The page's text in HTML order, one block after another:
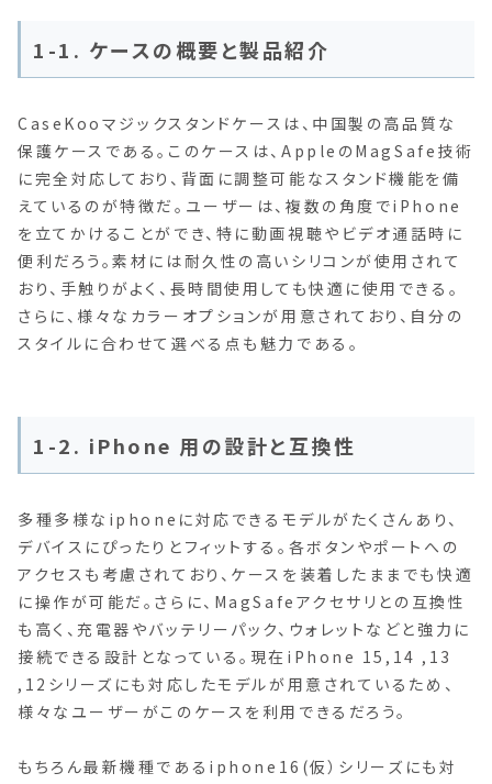
1-1. ケースの概要と製品紹介
CaseKooマジックスタンドケースは、中国製の高品質な
保護ケースである。このケースは、AppleのMagSafe技術
に完全対応しており、背面に調整可能なスタンド機能を備
えているのが特徴だ。ユーザーは、複数の角度でiPhone
を立てかけることができ、特に動画視聴やビデオ通話時に
便利だろう。素材には耐久性の高いシリコンが使用されて
おり、手触りがよく、長時間使用しても快適に使用できる。
さらに、様々なカラーオプションが用意されており、自分の
スタイルに合わせて選べる点も魅力である。
1-2. iPhone 用の設計と互換性
多種多様なiphoneに対応できるモデルがたくさんあり、
デバイスにぴったりとフィットする。各ボタンやポートへの
アクセスも考慮されており、ケースを装着したままでも快適
に操作が可能だ。さらに、MagSafeアクセサリとの互換性
も高く、充電器やバッテリーパック、ウォレットなどと強力に
接続できる設計となっている。現在iPhone 15,14 ,13
,12シリーズにも対応したモデルが用意されているため、
様々なユーザーがこのケースを利用できるだろう。
もちろん最新機種であるiphone16(仮）シリーズにも対